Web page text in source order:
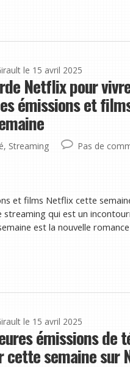
le 15 avril 2025
Netflix pour
émissions et
, Streaming Pas de
et films Netflix cette
qui est un
est la nouvelle
le 15 avril 2025
émissions de
cette semaine sur